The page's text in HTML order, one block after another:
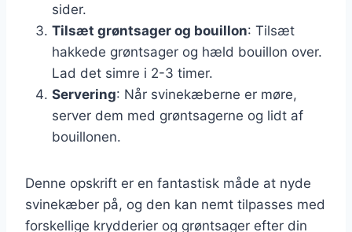
sider.
Tilsæt grøntsager og bouillon: Tilsæt
hakkede grøntsager og hæld bouillon over.
Lad det simre i 2-3 timer.
Servering: Når svinekæberne er møre,
server dem med grøntsagerne og lidt af
bouillonen.
Denne opskrift er en fantastisk måde at nyde
svinekæber på, og den kan nemt tilpasses med
forskellige krydderier og grøntsager efter din